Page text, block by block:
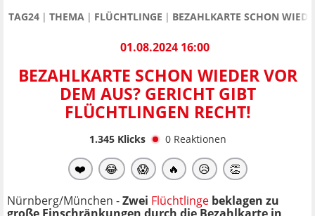
TAG24 THEMA FLÜCHTLINGE BEZAHLKARTE SCHON
01.08.2024 16:00
BEZAHLKARTE SCHON WIEDER VOR
DEM AUS? GERICHT GIBT
FLÜCHTLINGEN RECHT!
1.345Klicks 0 Reaktionen
❤️ 😂 😱 🔥 😥 👏
Nürnberg/München -Zwei Flüchtlinge beklagen zu